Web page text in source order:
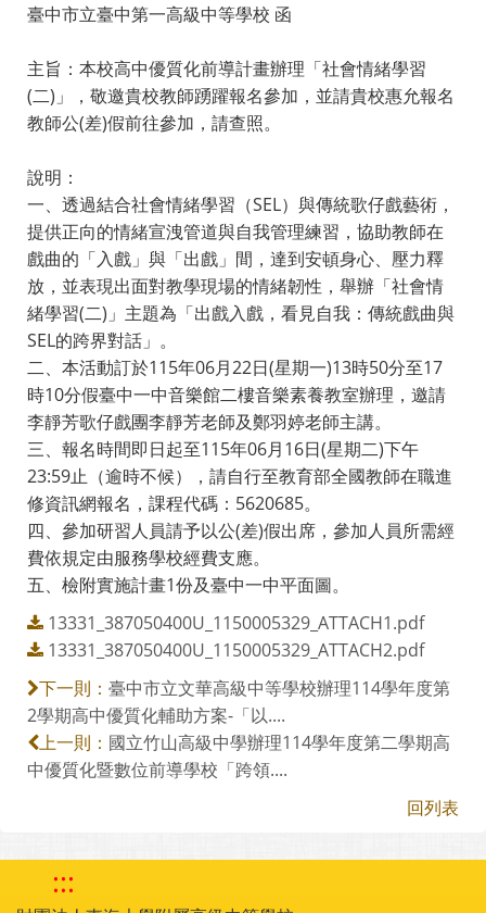
臺中市立臺中第一高級中等學校 函
主旨：本校高中優質化前導計畫辦理「社會情緒學習
(二)」，敬邀貴校教師踴躍報名參加，並請貴校惠允報名
教師公(差)假前往參加，請查照。
說明：
一、透過結合社會情緒學習（SEL）與傳統歌仔戲藝術，
提供正向的情緒宣洩管道與自我管理練習，協助教師在
戲曲的「入戲」與「出戲」間，達到安頓身心、壓力釋
放，並表現出面對教學現場的情緒韌性，舉辦「社會情
緒學習(二)」主題為「出戲入戲，看見自我：傳統戲曲與
SEL的跨界對話」。
二、本活動訂於115年06月22日(星期一)13時50分至17
時10分假臺中一中音樂館二樓音樂素養教室辦理，邀請
李靜芳歌仔戲團李靜芳老師及鄭羽婷老師主講。
三、報名時間即日起至115年06月16日(星期二)下午
23:59止（逾時不候），請自行至教育部全國教師在職進
修資訊網報名，課程代碼：5620685。
四、參加研習人員請予以公(差)假出席，參加人員所需經
費依規定由服務學校經費支應。
五、檢附實施計畫1份及臺中一中平面圖。
13331_387050400U_1150005329_ATTACH1.pdf
13331_387050400U_1150005329_ATTACH2.pdf
下一則： 臺中市立文華高級中等學校辦理114學年度第
2學期高中優質化輔助方案-「以....
上一則： 國立竹山高級中學辦理114學年度第二學期高
中優質化暨數位前導學校「跨領....
回列表
:::